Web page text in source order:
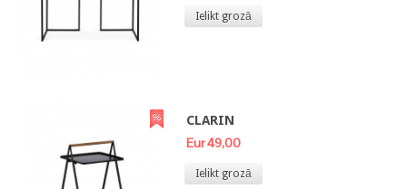
Ielikt grozā
CLARIN
Eur 49,00
Ielikt grozā